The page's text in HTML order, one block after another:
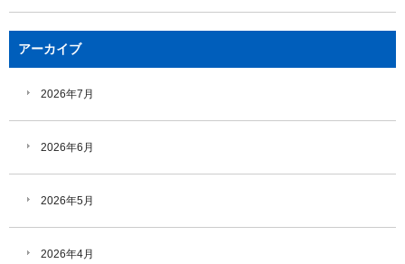
アーカイブ
2026年7月
2026年6月
2026年5月
2026年4月